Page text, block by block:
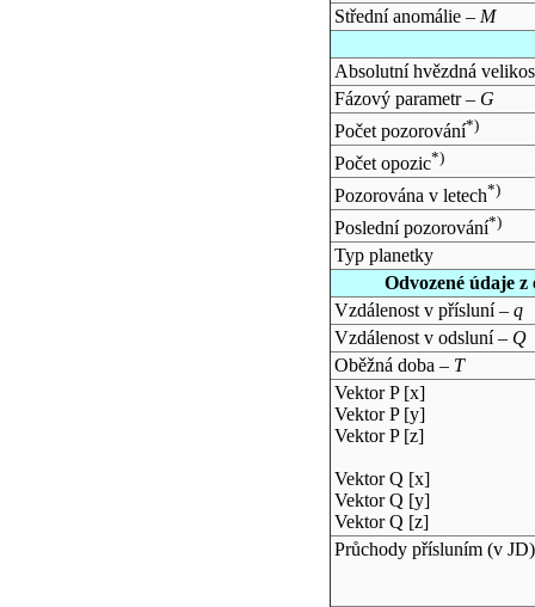
Střední anomálie – M
Absolutní hvězdná
Fázový parametr – G
Počet pozorování*)
Počet opozic*)
Pozorována v letech*)
Poslední pozorování*)
Typ planetky
Odvozené údaje
Vzdálenost v přísluní – q
Vzdálenost v odsluní – Q
Oběžná doba – T
Vektor P [x]
Vektor P [y]
Vektor P [z]
Vektor Q [x]
Vektor Q [y]
Vektor Q [z]
Průchody přísluním (v JD)